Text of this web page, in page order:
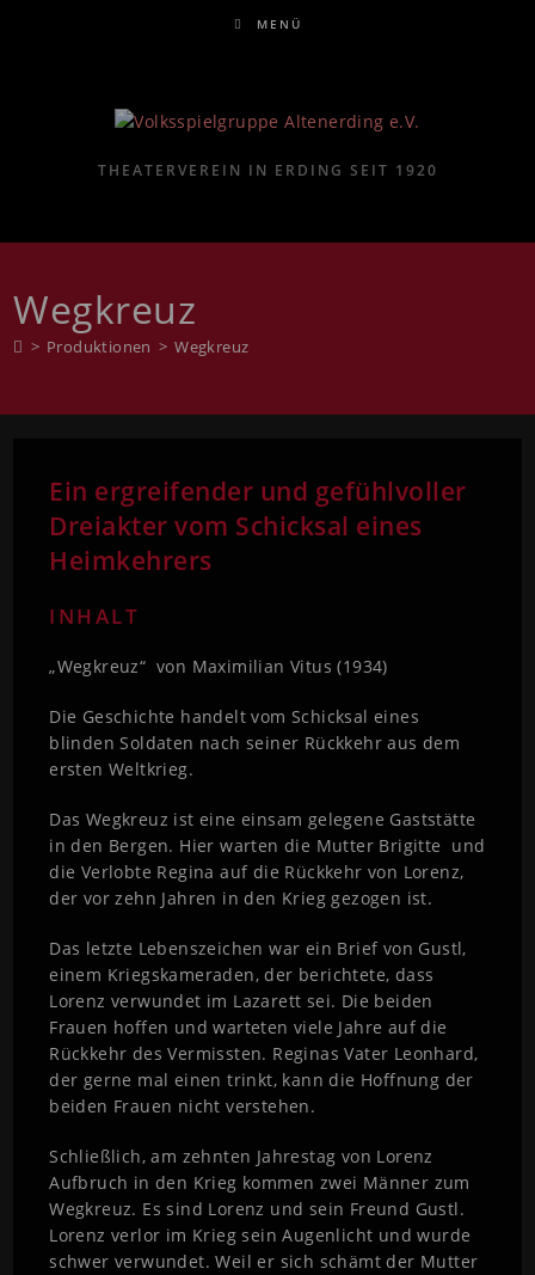
MENÜ
THEATERVEREIN IN ERDING SEIT 1920
Wegkreuz
> Produktionen > Wegkreuz
Ein ergreifender und gefühlvoller
Dreiakter vom Schicksal eines
Heimkehrers
INHALT
„Wegkreuz“ von Maximilian Vitus (1934)
Die Geschichte handelt vom Schicksal eines
blinden Soldaten nach seiner Rückkehr aus dem
ersten Weltkrieg.
Das Wegkreuz ist eine einsam gelegene Gaststätte
in den Bergen. Hier warten die Mutter Brigitte und
die Verlobte Regina auf die Rückkehr von Lorenz,
der vor zehn Jahren in den Krieg gezogen ist.
Das letzte Lebenszeichen war ein Brief von Gustl,
einem Kriegskameraden, der berichtete, dass
Lorenz verwundet im Lazarett sei. Die beiden
Frauen hoffen und warteten viele Jahre auf die
Rückkehr des Vermissten. Reginas Vater Leonhard,
der gerne mal einen trinkt, kann die Hoffnung der
beiden Frauen nicht verstehen.
Schließlich, am zehnten Jahrestag von Lorenz
Aufbruch in den Krieg kommen zwei Männer zum
Wegkreuz. Es sind Lorenz und sein Freund Gustl.
Lorenz verlor im Krieg sein Augenlicht und wurde
schwer verwundet. Weil er sich schämt der Mutter